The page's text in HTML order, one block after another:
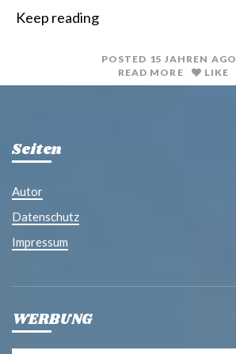
n
i
Keep reading
POSTED 15 JAHREN AGO
READ MORE
LIKE
Seiten
Autor
Datenschutz
Impressum
WERBUNG